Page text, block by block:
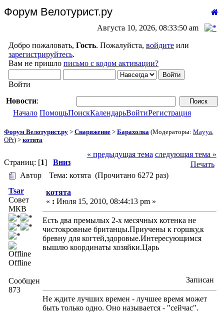
Форум Велотурист.ру
Августа 10, 2026, 08:33:50 am
Добро пожаловать, Гость. Пожалуйста, войдите или
зарегистрируйтесь.
Вам не пришло письмо с кодом активации?
Войти
Новости:
Начало ПомощьПоискКалендарьВойтиРегистрация
Форум Велотурист.ру > Снаряжение > Барахолка (Модераторы: Mayya
OPr) > котята
Страниц: [1] Вниз
« предыдущая тема следующая тема »
Печать
Автор
Тема: котята (Прочитано 6272 раз)
Tsar
Совет
МКВ
Offline
Сообщений:
873
котята
« : Июля 15, 2010, 08:44:13 pm »
Есть два премылых 2-х месячных котенка не
чистокровные британцы.Приучены к горшку,к
бревну для когтей,здоровые.Интересующимся
вышлю координаты хозяйки.Царь
Записан
Не ждите лучших времен - лучшее время может
быть только одно. Оно называется - "сейчас".